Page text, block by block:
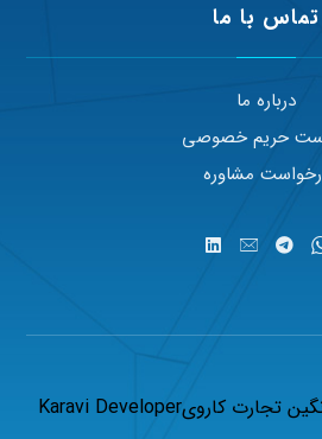
تماس با ما
درباره ما
حریم خصوصی
مشاوره
تجارت کارویKaravi Developer